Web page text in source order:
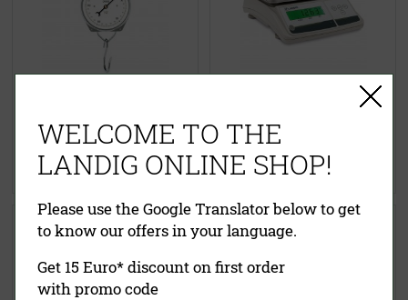
inklusive MwSt.exkl.
Jetzt kaufen
inklusive MwSt.
Jetzt kaufen
Ladenwaage
Premium Hängewaagen 150 kg
oder 300 kg
WELCOME TO THE
LANDIG ONLINE SHOP!
Please use the Google Translator below to get
to know our offers in your language.
Get 15 Euro* discount on first order
with promo code